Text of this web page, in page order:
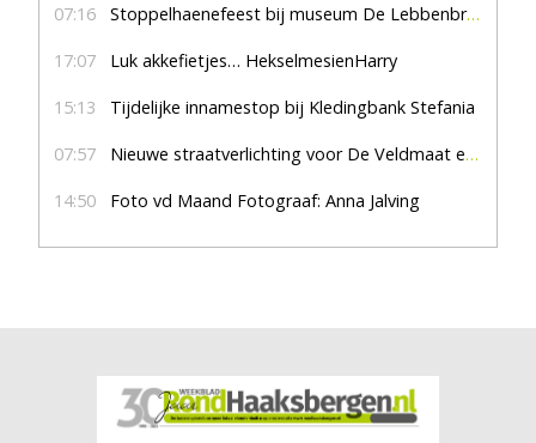
07:16 Stoppelhaenefeest bij museum De Lebbenbrugge
17:07 Luk akkefietjes… HekselmesienHarry
15:13 Tijdelijke innamestop bij Kledingbank Stefania
07:57 Nieuwe straatverlichting voor De Veldmaat en De Pas
14:50 Foto vd Maand Fotograaf: Anna Jalving